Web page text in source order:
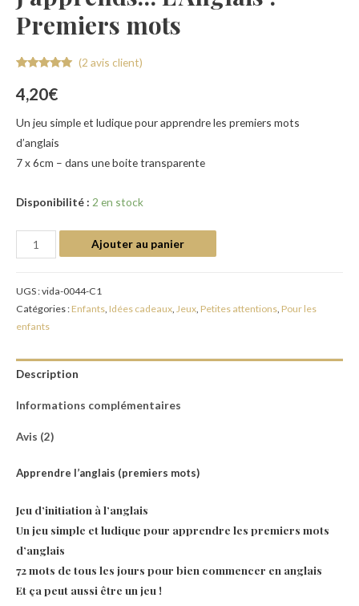
Premiers mots
sur 5
basé sur
client
(2 avis client)
4,20€
Un jeu simple et ludique pour apprendre les premiers mots
d’anglais
7 x 6cm – dans une boite transparente
Disponibilité : 2 en stock
Ajouter au panier
UGS :vida-0044-C1
Catégories : Enfants, Idées cadeaux, Jeux, Petites attentions, Pour les
enfants
Description
Informations complémentaires
Avis (2)
Apprendre l’anglais (premiers mots)
Jeu d’initiation à l’anglais
Un jeu simple et ludique pour apprendre les premiers mots
d’anglais
72 mots de tous les jours pour bien commencer en anglais
Et ça peut aussi être un jeu !